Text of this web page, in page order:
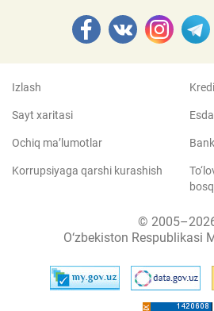
Izlash
Sayt xaritasi
Ochiq ma’lumotlar
Korrupsiyaga qarshi kurashish
©
O‘zbekiston Respublikasi